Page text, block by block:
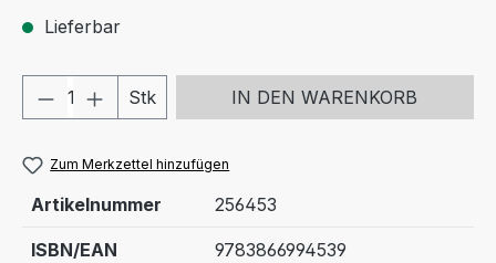
Lieferbar
Produkt Anzahl: Gib den
Stk IN DEN WARENKORB
Zum Merkzettel hinzufügen
Artikelnummer 256453
ISBN/EAN 9783866994539